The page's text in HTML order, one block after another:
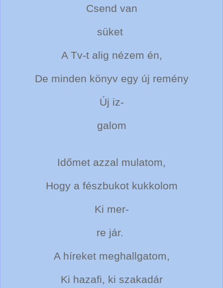
Csend van
süket
A Tv-t alig nézem én,
De minden könyv egy új remény
Új iz-
galom
Időmet azzal mulatom,
Hogy a fészbukot kukkolom
Ki mer-
re jár.
A híreket meghallgatom,
Ki hazafi, ki szakadár